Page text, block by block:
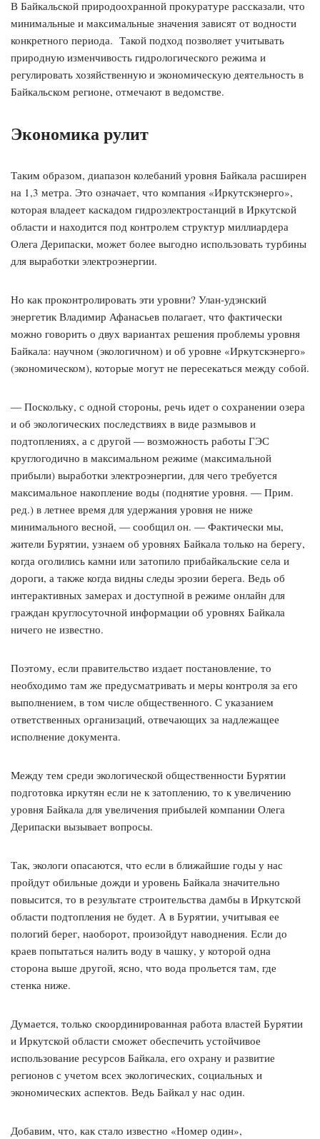
В Байкальской природоохранной прокуратуре рассказали, что
минимальные и максимальные значения зависят от водности
конкретного периода. Такой подход позволяет учитывать
природную изменчивость гидрологического режима и
регулировать хозяйственную и экономическую деятельность в
Байкальском регионе, отмечают в ведомстве.
Экономика рулит
Таким образом, диапазон колебаний уровня Байкала расширен
на 1,3 метра. Это означает, что компания «Иркутскэнерго»,
которая владеет каскадом гидроэлектростанций в Иркутской
области и находится под контролем структур миллиардера
Олега Дерипаски, может более выгодно использовать турбины
для выработки электроэнергии.
Но как проконтролировать эти уровни? Улан-удэнский
энергетик Владимир Афанасьев полагает, что фактически
можно говорить о двух вариантах решения проблемы уровня
Байкала: научном (экологичном) и об уровне «Иркутскэнерго»
(экономическом), которые могут не пересекаться между собой.
— Поскольку, с одной стороны, речь идет о сохранении озера
и об экологических последствиях в виде размывов и
подтоплениях, а с другой — возможность работы ГЭС
круглогодично в максимальном режиме (максимальной
прибыли) выработки электроэнергии, для чего требуется
максимальное накопление воды (поднятие уровня. — Прим.
ред.) в летнее время для удержания уровня не ниже
минимального весной, — сообщил он. — Фактически мы,
жители Бурятии, узнаем об уровнях Байкала только на берегу,
когда оголились камни или затопило прибайкальские села и
дороги, а также когда видны следы эрозии берега. Ведь об
интерактивных замерах и доступной в режиме онлайн для
граждан круглосуточной информации об уровнях Байкала
ничего не известно.
Поэтому, если правительство издает постановление, то
необходимо там же предусматривать и меры контроля за его
выполнением, в том числе общественного. С указанием
ответственных организаций, отвечающих за надлежащее
исполнение документа.
Между тем среди экологической общественности Бурятии
подготовка иркутян если не к затоплению, то к увеличению
уровня Байкала для увеличения прибылей компании Олега
Дерипаски вызывает вопросы.
Так, экологи опасаются, что если в ближайшие годы у нас
пройдут обильные дожди и уровень Байкала значительно
повысится, то в результате строительства дамбы в Иркутской
области подтопления не будет. А в Бурятии, учитывая ее
пологий берег, наоборот, произойдут наводнения. Если до
краев попытаться налить воду в чашку, у которой одна
сторона выше другой, ясно, что вода прольется там, где
стенка ниже.
Думается, только скоординированная работа властей Бурятии
и Иркутской области сможет обеспечить устойчивое
использование ресурсов Байкала, его охрану и развитие
регионов с учетом всех экологических, социальных и
экономических аспектов. Ведь Байкал у нас один.
Добавим, что, как стало известно «Номер один»,